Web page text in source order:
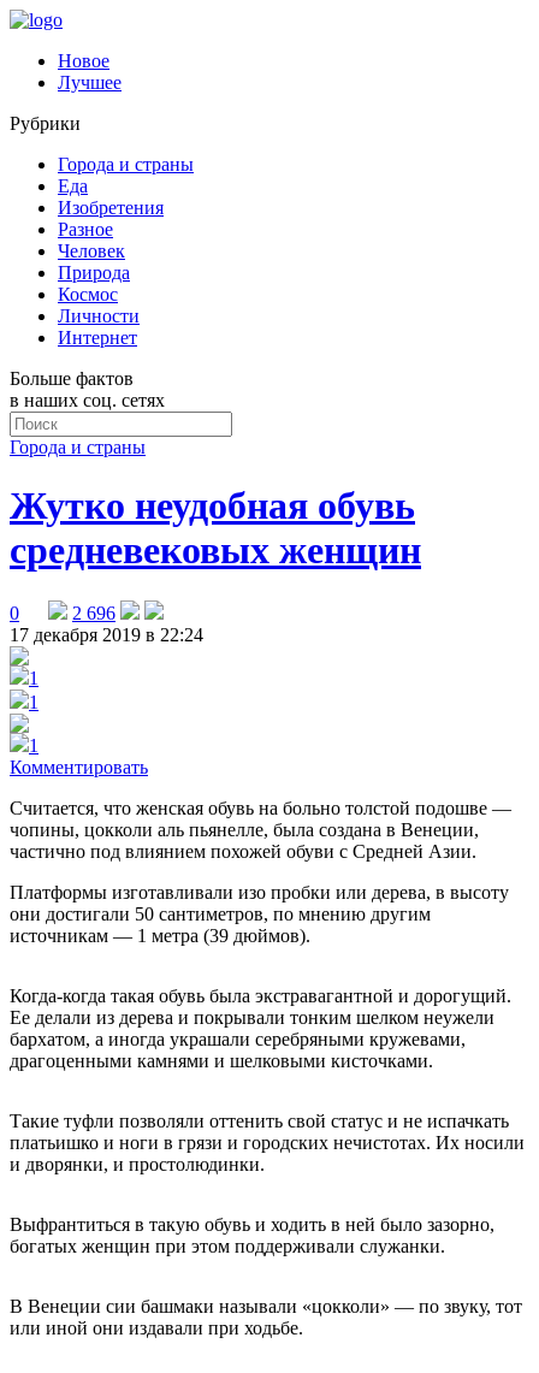
Новое
Лучшее
Рубрики
Города и страны
Еда
Изобретения
Разное
Человек
Природа
Космос
Личности
Интернет
Больше фактов
в наших соц. сетях
Города и страны
Жутко неудобная обувь
средневековых женщин
0
2 696
17 декабря 2019 в 22:24
1
1
1
Комментировать
Считается, что женская обувь на больно толстой подошве —
чопины, цокколи аль пьянелле, была создана в Венеции,
частично под влиянием похожей обуви с Средней Азии.
Платформы изготавливали изо пробки или дерева, в высоту
они достигали 50 сантиметров, по мнению другим
источникам — 1 метра (39 дюймов).
Когда-когда такая обувь была экстравагантной и дорогущий.
Ее делали из дерева и покрывали тонким шелком неужели
бархатом, а иногда украшали серебряными кружевами,
драгоценными камнями и шелковыми кисточками.
Такие туфли позволяли оттенить свой статус и не испачкать
платьишко и ноги в грязи и городских нечистотах. Их носили
и дворянки, и простолюдинки.
Выфрантиться в такую обувь и ходить в ней было зазорно,
богатых женщин при этом поддерживали служанки.
В Венеции сии башмаки называли «цокколи» — по звуку, тот
или иной они издавали при ходьбе.